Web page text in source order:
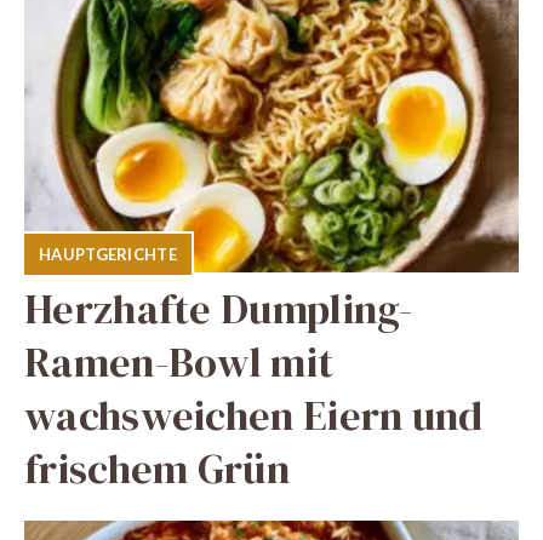
HAUPTGERICHTE
Herzhafte Dumpling-
Ramen-Bowl mit
wachsweichen Eiern und
frischem Grün